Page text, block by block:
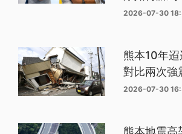
2026-07-30
熊本10年
對比兩次強
2026-07-30
熊本地震高